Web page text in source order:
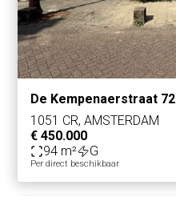
De Kempenaerstraat 72
1051 CR, AMSTERDAM
€ 450.000
94 m²
G
Per direct beschikbaar